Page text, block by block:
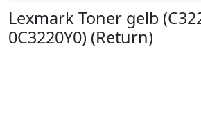
Lexmark Toner gelb
0C3220Y0) (Return)